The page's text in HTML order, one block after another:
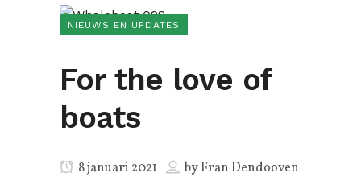
NIEUWS EN UPDATES
For the love of
boats
8 januari 2021 byFran Dendooven